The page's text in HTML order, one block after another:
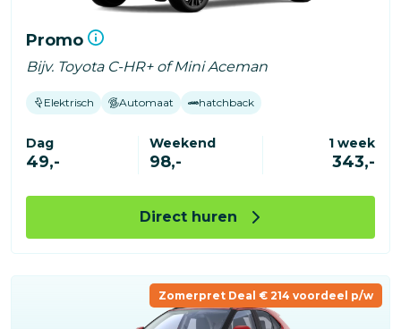
Promo
Bijv. Toyota C-HR+ of Mini Aceman
Elektrisch Automaat hatchback
Dag
49,-
Weekend
98,-
1 week
343,-
Direct huren
Zomerpret Deal € 214 voordeel p/w